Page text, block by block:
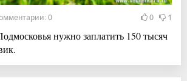
0 0 1
нужно заплатить 150 тысяч